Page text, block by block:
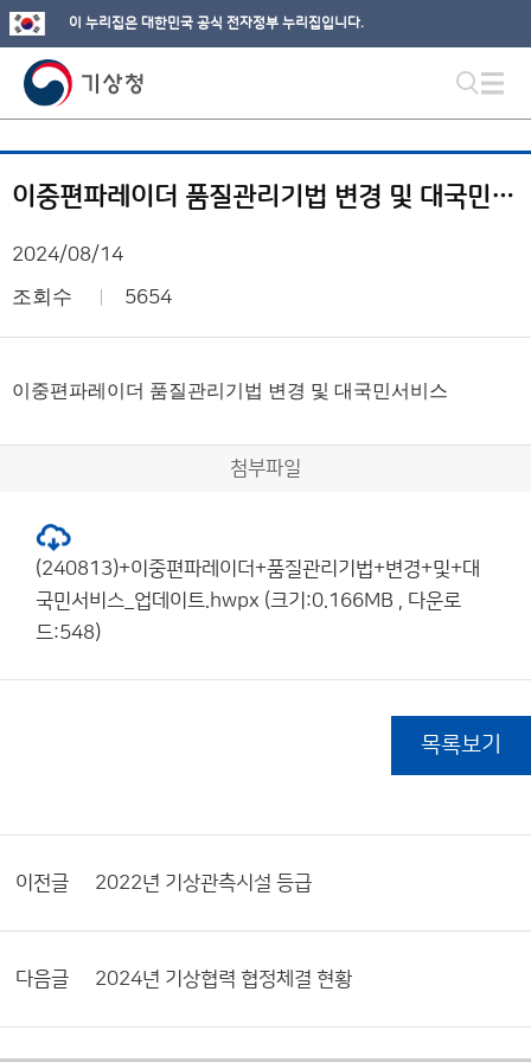
이 누리집은 대한민국 공식 전자정부 누리집입니다.
이중편파레이더 품질관리기법 변경 및 대국민서비스
2024/08/14
조회수 5654
이중편파레이더 품질관리기법 변경 및 대국민서비스
첨부파일
(240813)+이중편파레이더+품질관리기법+변경+및+대
국민서비스_업데이트.hwpx (크기:0.166MB , 다운로
드:548)
목록보기
이전글 2022년 기상관측시설 등급
다음글 2024년 기상협력 협정체결 현황